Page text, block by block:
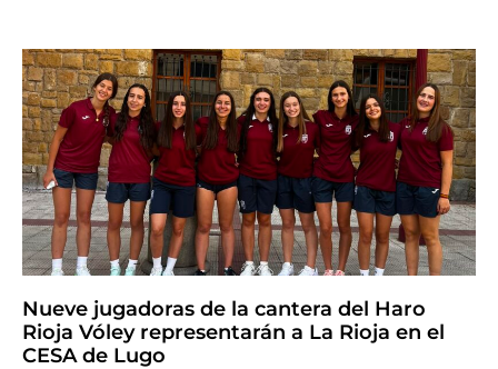
Nueve jugadoras de la cantera del Haro
Rioja Vóley representarán a La Rioja en el
CESA de Lugo